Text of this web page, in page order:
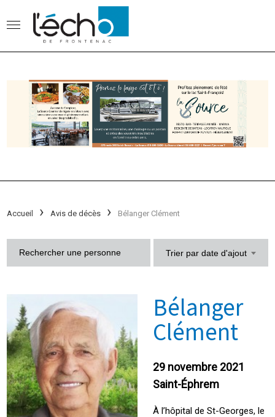
Accueil Avis de décès Bélanger Clément
Trier par date d'ajout
Bélanger
Clément
29 novembre 2021
Saint-Éphrem
À l’hôpital de St-Georges, le